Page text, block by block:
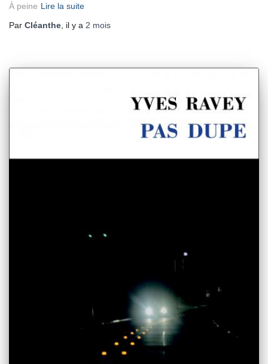
À peine Lire la suite
Par Cléanthe , il y a 2 mois